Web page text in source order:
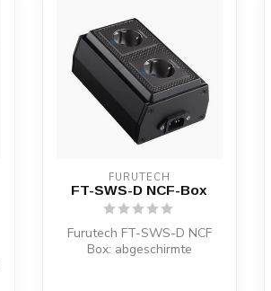
FURUTECH
FT-SWS-D NCF-Box
Furutech FT-SWS-D NCF
Box: abgeschirmte